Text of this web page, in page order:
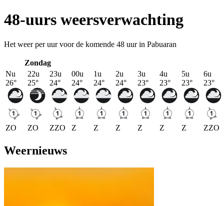
48-uurs weersverwachting
Het weer per uur voor de komende 48 uur in Pabuaran
Zondag
Nu
26°
ZO
22u
25°
ZO
23u
24°
ZZO
00u
24°
Z
1u
24°
Z
2u
24°
Z
3u
23°
Z
4u
23°
Z
5u
23°
Z
6u
23°
ZZO
Weernieuws